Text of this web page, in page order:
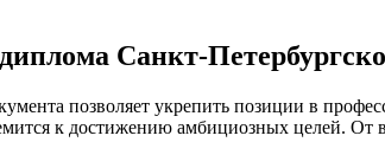
Санкт-
позволяет укрепить позиции в
к достижению амбициозных целей.